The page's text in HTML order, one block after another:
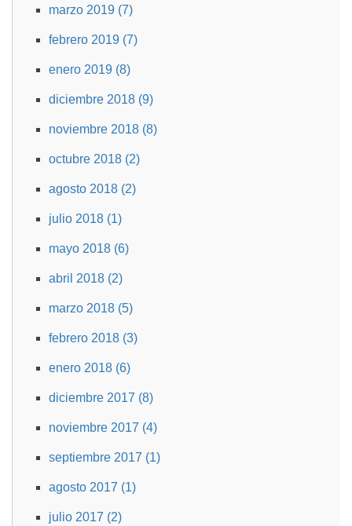
marzo 2019 (7)
febrero 2019 (7)
enero 2019 (8)
diciembre 2018 (9)
noviembre 2018 (8)
octubre 2018 (2)
agosto 2018 (2)
julio 2018 (1)
mayo 2018 (6)
abril 2018 (2)
marzo 2018 (5)
febrero 2018 (3)
enero 2018 (6)
diciembre 2017 (8)
noviembre 2017 (4)
septiembre 2017 (1)
agosto 2017 (1)
julio 2017 (2)